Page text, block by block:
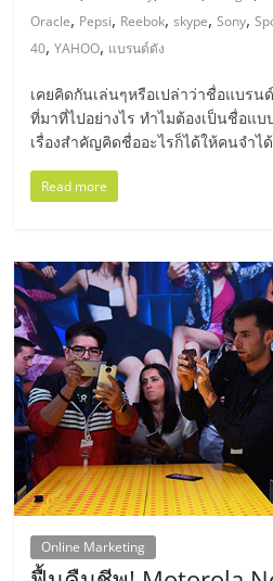
เอ็
มอี
ไทย,
SMEs,
แฟ
รน
ไชส์,
ที่
ปรึกษา
แฟ
Oracle, Pepsi, Reebok,skype,Sony,
40,YAHOO, แบรนด์ดัง
เคยคิดกันเล่นๆหรือเปล่าว่าชื่อแบร
ที่มาที่ไปอย่างไร ทำไมต้องเป็นชื่อแ
เรื่องสำคัญคิดชื่ออะไรก็ได้ให้คนจำไ
Read more
Online Marketing